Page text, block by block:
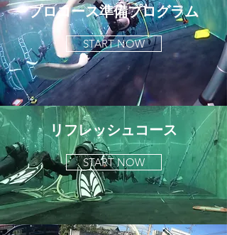
プロコース準備プログラム
START NOW
リフレッシュコース
START NOW